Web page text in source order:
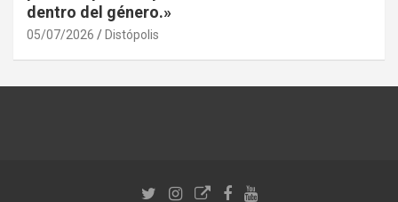
dentro del género.»
05/07/2026 Distópolis